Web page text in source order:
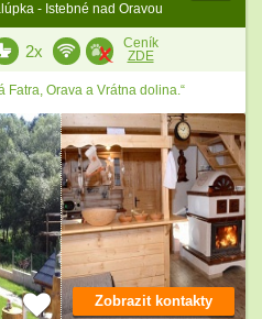
- Istebné nad Oravou
2x
Ceník
ZDE
Fatra, Orava a Vrátna dolina.“
Zobrazit kontakty